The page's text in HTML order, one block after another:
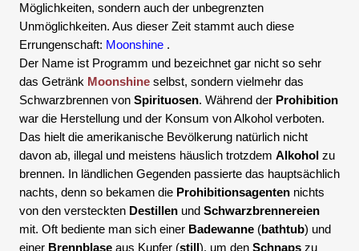
Möglichkeiten, sondern auch der unbegrenzten
Unmöglichkeiten. Aus dieser Zeit stammt auch diese
Errungenschaft: Moonshine .
Der Name ist Programm und bezeichnet gar nicht so sehr
das Getränk Moonshine selbst, sondern vielmehr das
Schwarzbrennen von Spirituosen. Während der Prohibition
war die Herstellung und der Konsum von Alkohol verboten.
Das hielt die amerikanische Bevölkerung natürlich nicht
davon ab, illegal und meistens häuslich trotzdem Alkohol zu
brennen. In ländlichen Gegenden passierte das hauptsächlich
nachts, denn so bekamen die Prohibitionsagenten nichts
von den versteckten Destillen und Schwarzbrennereien
mit. Oft bediente man sich einer Badewanne (bathtub) und
einer Brennblase aus Kupfer (still), um den Schnaps zu